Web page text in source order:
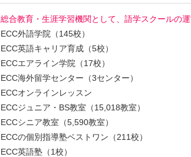
総合教育・生涯学習機関として、語学スクールの
ECC外語学院（145校）
ECC英語キャリア育成（5校）
ECCエアライン学院（17校）
ECC海外留学センター（3センター）
ECCオンラインレッスン
ECCジュニア・BS教室（15,018教室）
ECCシニア教室（5,590教室）
ECCの個別指導塾ベストワン（211校）
ECC英語塾（1校）